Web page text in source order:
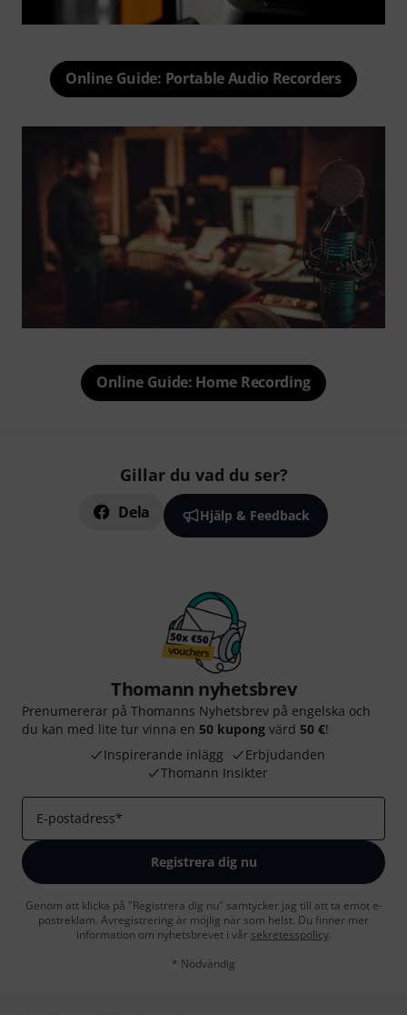
Online Guide: Portable Audio Recorders
Online Guide: Home Recording
Gillar du vad du ser?
Dela Hjälp & Feedback
Thomann nyhetsbrev
Prenumererar på Thomanns Nyhetsbrev på engelska och
du kan med lite tur vinna en 50 kupong värd 50 €!
Inspirerande inlägg
Erbjudanden
Thomann Insikter
E-postadress*
Registrera dig nu
Genom att klicka på "Registrera dig nu" samtycker jag till att ta emot e-
postreklam. Avregistrering är möjlig när som helst. Du finner mer
information om nyhetsbrevet i vår sekretesspolicy.
* Nödvändig